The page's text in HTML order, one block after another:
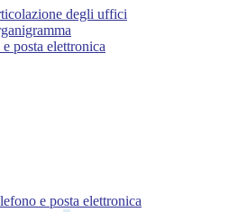
degli uffici
posta elettronica
e posta elettronica